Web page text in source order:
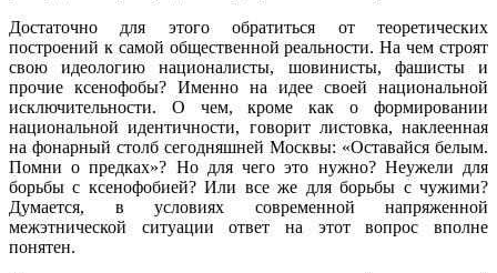
Достаточно для этого обратиться от теоретических
построений к самой общественной реальности. На чем строят
свою идеологию националисты, шовинисты, фашисты и
прочие ксенофобы? Именно на идее своей национальной
исключительности. О чем, кроме как о формировании
национальной идентичности, говорит листовка, наклеенная
на фонарный столб сегодняшней Москвы: «Оставайся белым.
Помни о предках»? Но для чего это нужно? Неужели для
борьбы с ксенофобией? Или все же для борьбы с чужими?
Думается, в условиях современной напряженной
межэтнической ситуации ответ на этот вопрос вполне
понятен.